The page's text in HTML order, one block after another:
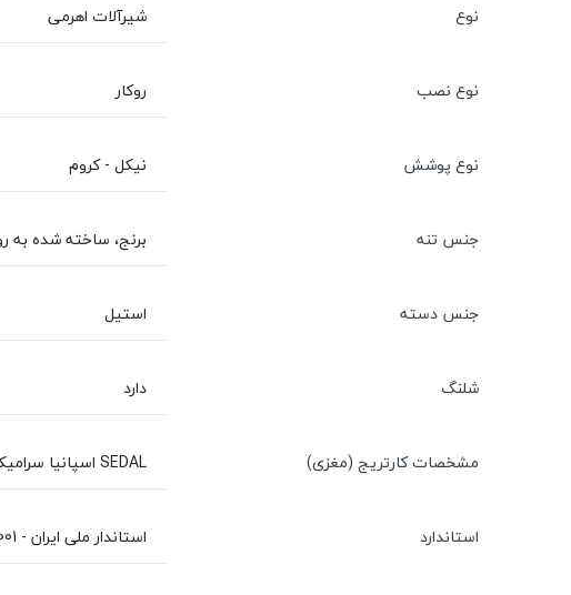
نوع شیرآلات اهرمی
نوع نصب روکار
نوع پوشش نیکل - کروم
جنس تنه برنج، ساخته شده به
جنس دسته استیل
شلنگ دارد
مشخصات کارتریج (مغزی) SEDAL اسپانیا سرامیکی-گیربکسی
استاندارد استاندار ملی ایران - iso 9001